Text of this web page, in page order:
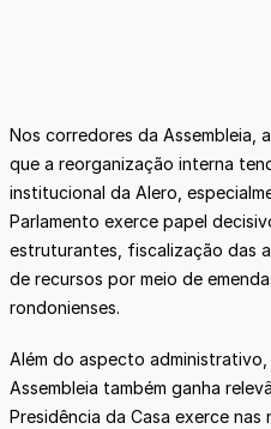
Nos corredores da Assembleia,
que a reorganização interna
institucional da Alero,
Parlamento exerce papel
estruturantes, fiscalização das
de recursos por meio de
rondonienses.
Além do aspecto
Assembleia também ganha
Presidência da Casa exerce